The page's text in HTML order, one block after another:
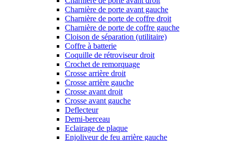
Charnière de porte avant gauche
Charnière de porte de coffre droit
Charnière de porte de coffre gauche
Cloison de séparation (utilitaire)
Coffre à batterie
Coquille de rétroviseur droit
Crochet de remorquage
Crosse arrière droit
Crosse arrière gauche
Crosse avant droit
Crosse avant gauche
Deflecteur
Demi-berceau
Eclairage de plaque
Enjoliveur de feu arrière gauche